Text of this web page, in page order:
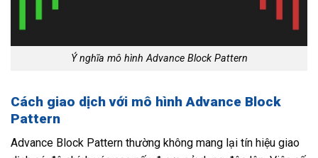
Ý nghĩa mô hình Advance Block Pattern
Cách giao dịch với mô hình Advance Block
Pattern
Advance Block Pattern thường không mang lại tín hiệu giao